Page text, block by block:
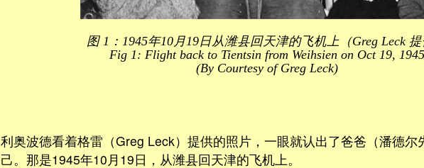
图 1：1945年10月19日从潍县回天津的飞机上（Greg Leck
Fig 1: Flight back to Tientsin from Weihsien on Oct 19, 1945
(By Courtesy of Greg Leck)
利奥波德看着格雷（Greg Leck）提供的照片，一眼就认出了爸爸（潘德尔
己。那是1945年10月19日，从潍县回天津的飞机上。